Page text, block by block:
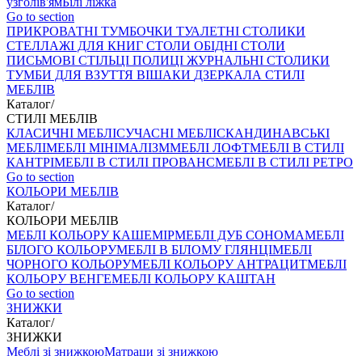
Go to section
ПРИКРОВАТНІ ТУМБОЧКИ ТУАЛЕТНІ СТОЛИКИ
СТЕЛЛАЖІ ДЛЯ КНИГ СТОЛИ ОБІДНІ СТОЛИ
ПИСЬМОВІ СТІЛЬЦI ПОЛИЦІ ЖУРНАЛЬНІ СТОЛИКИ
ТУМБИ ДЛЯ ВЗУТТЯ ВІШАКИ ДЗЕРКАЛА СТИЛІ
МЕБЛІВ
Каталог/
СТИЛІ МЕБЛІВ
КЛАСИЧНІ МЕБЛІСУЧАСНІ МЕБЛІСКАНДИНАВСЬКІ
МЕБЛІМЕБЛІ МІНІМАЛІЗММЕБЛІ ЛОФТМЕБЛІ В СТИЛІ
КАНТРІМЕБЛІ В СТИЛІ ПРОВАНСМЕБЛІ В СТИЛІ РЕТРО
Go to section
КОЛЬОРИ МЕБЛІВ
Каталог/
КОЛЬОРИ МЕБЛІВ
МЕБЛІ КОЛЬОРУ КАШЕМІРМЕБЛІ ДУБ СОНОМАМЕБЛІ
БІЛОГО КОЛЬОРУМЕБЛІ В БІЛОМУ ГЛЯНЦІМЕБЛІ
ЧОРНОГО КОЛЬОРУМЕБЛІ КОЛЬОРУ АНТРАЦИТМЕБЛІ
КОЛЬОРУ ВЕНГЕМЕБЛІ КОЛЬОРУ КАШТАН
Go to section
ЗНИЖКИ
Каталог/
ЗНИЖКИ
Меблі зі знижкоюМатраци зі знижкою